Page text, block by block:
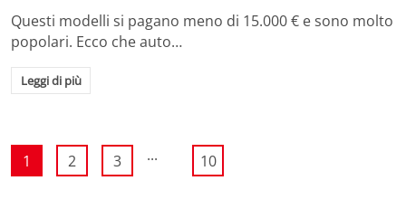
Questi modelli si pagano meno di 15.000 € e sono molto
popolari. Ecco che auto…
Leggi di più
1 2 3 ... 10